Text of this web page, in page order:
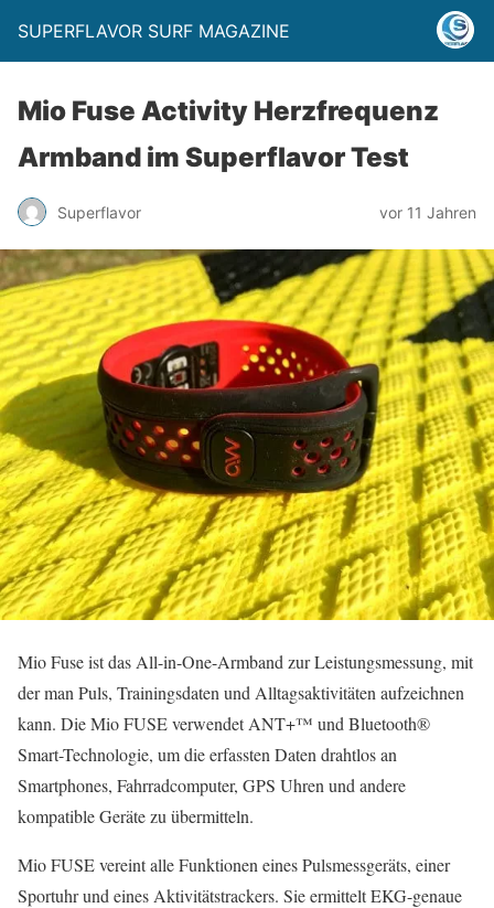
SUPERFLAVOR SURF MAGAZINE
Mio Fuse Activity Herzfrequenz
Armband im Superflavor Test
Superflavor vor 11 Jahren
Mio Fuse ist das All-in-One-Armband zur Leistungsmessung, mit
der man Puls, Trainingsdaten und Alltagsaktivitäten aufzeichnen
kann. Die Mio FUSE verwendet ANT+™ und Bluetooth®
Smart-Technologie, um die erfassten Daten drahtlos an
Smartphones, Fahrradcomputer, GPS Uhren und andere
kompatible Geräte zu übermitteln.
Mio FUSE vereint alle Funktionen eines Pulsmessgeräts, einer
Sportuhr und eines Aktivitätstrackers. Sie ermittelt EKG-genaue